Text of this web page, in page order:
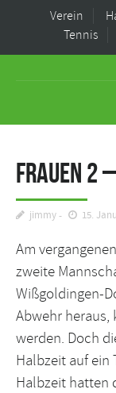
Verein
Tennis
Frauen 2
jimmy 15.
Am
zweite
Wißgoldingen-
Abwehr
werden. Doch
Halbzeit auf ein
Halbzeit hatten